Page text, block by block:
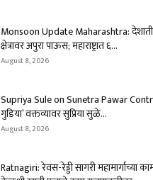
Monsoon Update Maharashtra:
क्षेत्रावर अपुरा पाऊस; महाराष्ट्रात ६...
August 8, 2026
Supriya Sule on Sunetra Pawar
गुडिया’ वक्तव्यावर सुप्रिया सुळे...
August 8, 2026
Ratnagiri: रेवस-रेड्डी सागरी महामार्गाच्या